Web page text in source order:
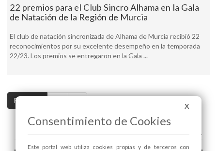
22 premios para el Club Sincro Alhama en la Gala
de Natación de la Región de Murcia
El club de natación sincronizada de Alhama de Murcia recibió 22
reconocimientos por su excelente desempeño en la temporada
22/23. Los premios se entregaron en la Gala ...
Pag. 1 / 3
A+ A-
X
Consentimiento de Cookies
Este portal web utiliza cookies propias y de terceros con